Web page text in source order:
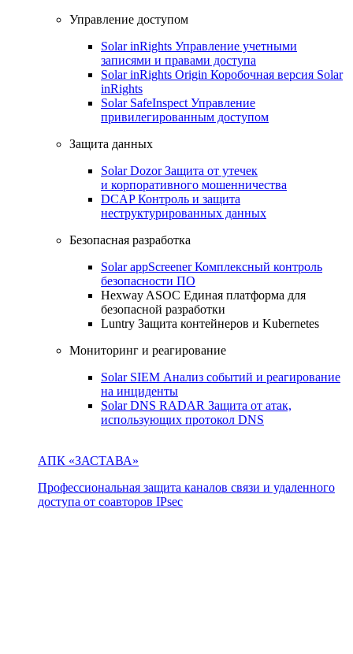
Управление доступом
Solar inRights Управление учетными
записями и правами доступа
Solar inRights Origin Коробочная версия Solar
inRights
Solar SafeInspect Управление
привилегированным доступом
Защита данных
Solar DozorЗащита от утечек
и корпоративного мошенничества
DCAPКонтроль и защита
неструктурированных данных
Безопасная разработка
Solar appScreenerКомплексный контроль
безопасности ПО
Hexway ASOC Единая платформа для
безопасной разработки
Luntry Защита контейнеров и Kubernetes
Мониторинг и реагирование
Solar SIEM Анализ событий и реагирование
на инциденты
Solar DNS RADAR Защита от атак,
использующих протокол DNS
АПК «ЗАСТАВА»
Профессиональная защита каналов связи и удаленного
доступа от соавторов IPsec